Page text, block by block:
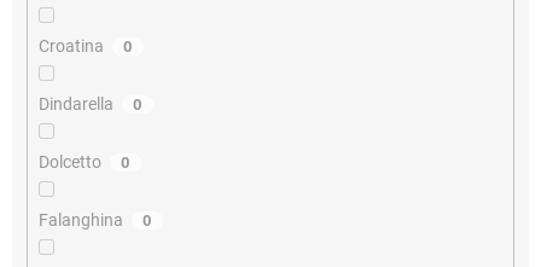
Croatina 0
Dindarella 0
Dolcetto 0
Falanghina 0